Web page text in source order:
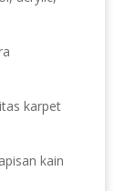
karpet
kain